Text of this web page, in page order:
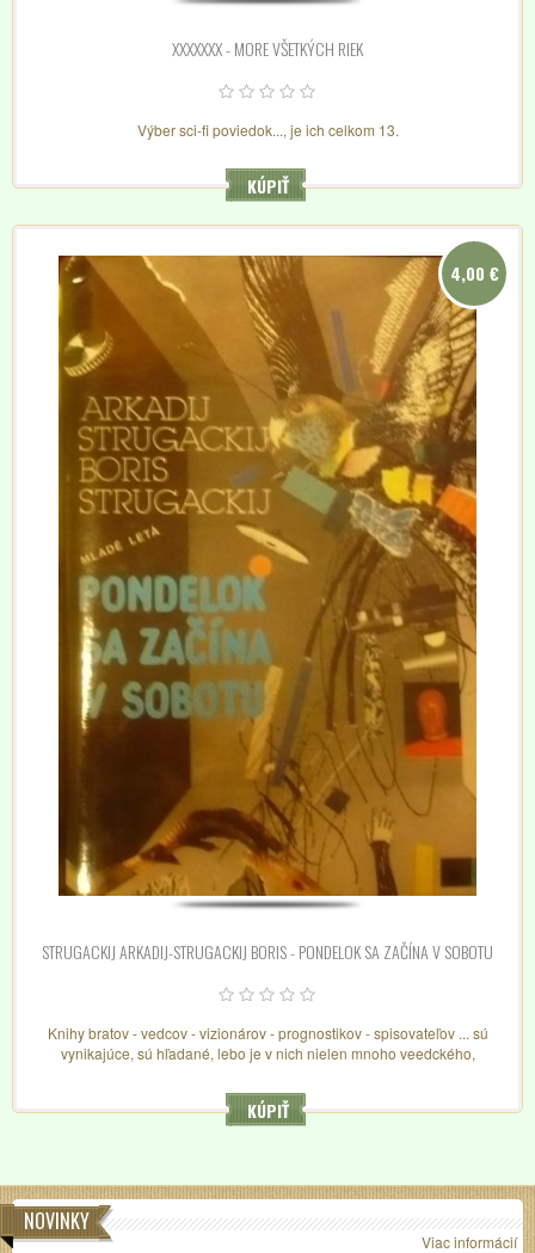
XXXXXXX - MORE VŠETKÝCH RIEK
Výber sci-fi poviedok..., je ich celkom 13.
KÚPIŤ
STRUGACKIJ ARKADIJ-STRUGACKIJ BORIS - PONDELOK SA ZAČÍNA V SOBOTU
Knihy bratov - vedcov - vizionárov - prognostikov - spisovateľov ... sú
vynikajúce, sú hľadané, lebo je v nich nielen mnoho veedckého,
4,00 €
KÚPIŤ
NOVINKY
Viac informácií